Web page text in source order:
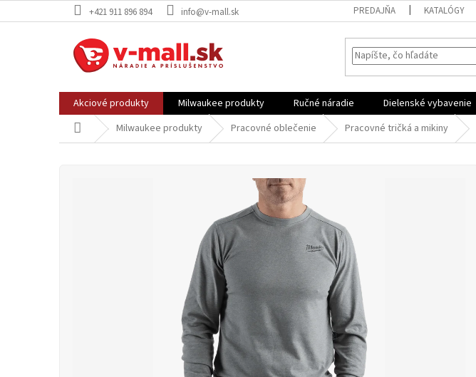
na
+421 911 896 894 info@v-mall.sk PREDAJŇA KATALÓGY
Akciové produkty Milwaukee produkty Ručné náradie Dielenské vybavenie
DomovMilwaukee produkty Pracovné oblečenie Pracovné tričká a mikiny